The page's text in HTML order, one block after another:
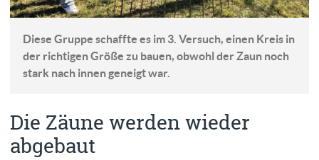
Diese Gruppe schaffte es im 3. Versuch, einen Kreis in
der richtigen Größe zu bauen, obwohl der Zaun noch
stark nach innen geneigt war.
Die Zäune werden wieder
abgebaut